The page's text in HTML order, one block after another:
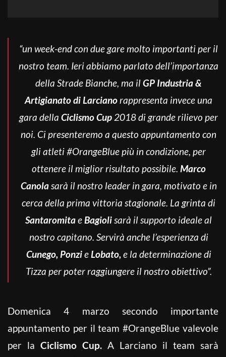
“un week-end con due gare molto importanti per il
nostro team. Ieri abbiamo parlato dell’importanza
della Strade Bianche, ma ilGP Industria &
Artigianato di Larcianorappresenta invece una
gara della Ciclismo Cup 2018 di grande rilievo per
noi. Ci presenteremo a questo appuntamento con
gli atleti #OrangeBlue più in condizione, per
ottenere il miglior risultato possibile. Marco
Canolasarà il nostro leader in gara, motivato e in
cerca della prima vittoria stagionale. La grinta di
SantaromitaeBagiolisarà il supporto ideale al
nostro capitano. Servirà anche l’esperienza di
Cunego, PonzieLobato,e la determinazione di
Tizza per poter raggiungere il nostro obiettivo”.
Domenica 4 marzo secondo importante
appuntamento per il team #OrangeBlue valevole
per la Ciclismo Cup. A Larciano il team sarà